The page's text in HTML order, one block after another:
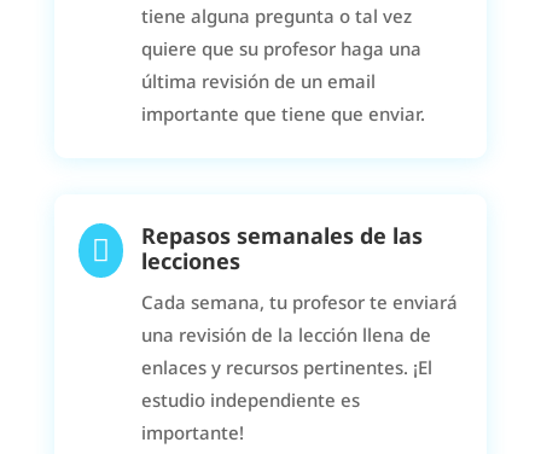
tiene alguna pregunta o tal vez
quiere que su profesor haga una
última revisión de un email
importante que tiene que enviar.

Repasos semanales de las
lecciones
Cada semana, tu profesor te enviará
una revisión de la lección llena de
enlaces y recursos pertinentes. ¡El
estudio independiente es
importante!